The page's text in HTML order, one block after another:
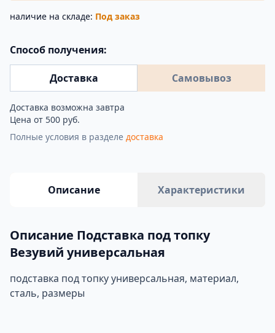
наличие на складе: Под заказ
Способ получения:
Доставка Самовывоз
Доставка возможна завтра
Цена от 500 руб.
Полные условия в разделе доставка
Описание Характеристики
Описание Подставка под топку
Везувий универсальная
подставка под топку универсальная, материал,
сталь, размеры